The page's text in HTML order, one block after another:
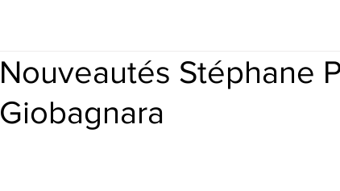
Nouveautés Stéphane
Giobagnara